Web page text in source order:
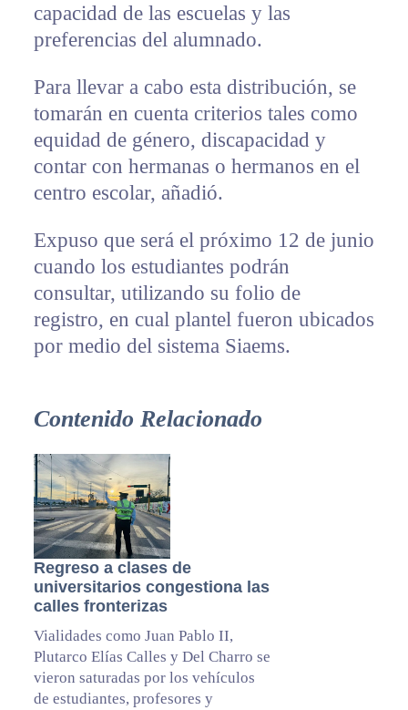
capacidad de las escuelas y las
preferencias del alumnado.
Para llevar a cabo esta distribución, se
tomarán en cuenta criterios tales como
equidad de género, discapacidad y
contar con hermanas o hermanos en el
centro escolar, añadió.
Expuso que será el próximo 12 de junio
cuando los estudiantes podrán
consultar, utilizando su folio de
registro, en cual plantel fueron ubicados
por medio del sistema Siaems.
Contenido Relacionado
Regreso a clases de
universitarios congestiona las
calles fronterizas
Vialidades como Juan Pablo II,
Plutarco Elías Calles y Del Charro se
vieron saturadas por los vehículos
de estudiantes, profesores y